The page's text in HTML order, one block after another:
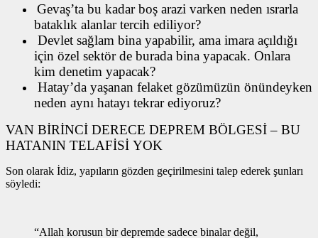
Gevaş’ta bu kadar boş arazi varken neden ısrarla
bataklık alanlar tercih ediliyor?
Devlet sağlam bina yapabilir, ama imara açıldığı
için özel sektör de burada bina yapacak. Onlara
kim denetim yapacak?
Hatay’da yaşanan felaket gözümüzün önündeyken
neden aynı hatayı tekrar ediyoruz?
VAN BİRİNCİ DERECE DEPREM BÖLGESİ – BU
HATANIN TELAFİSİ YOK
Son olarak İdiz, yapıların gözden geçirilmesini talep ederek şunları
söyledi:
“Allah korusun bir depremde sadece binalar değil,